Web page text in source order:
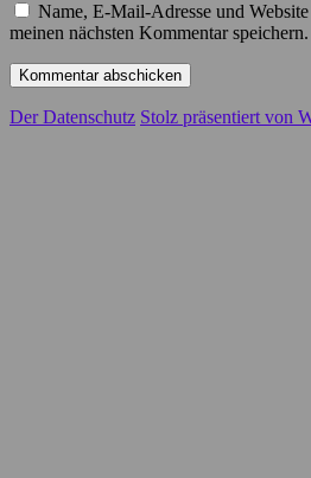
Name, E-Mail-Adresse und
meinen nächsten Kommentar speichern.
Der Datenschutz Stolz präsentiert von